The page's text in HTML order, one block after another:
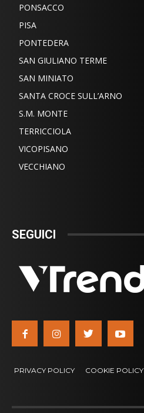
PONSACCO
PISA
PONTEDERA
SAN GIULIANO TERME
SAN MINIATO
SANTA CROCE SULL’ARNO
S.M. MONTE
TERRICCIOLA
VICOPISANO
VECCHIANO
SEGUICI
PRIVACY POLICY COOKIE POLICY